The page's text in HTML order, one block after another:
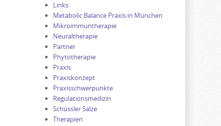
Links
Metabolic Balance Praxis in München
Mikroimmuntherapie
Neuraltherapie
Partner
Phytotherapie
Praxis
Praxiskonzept
Praxisschwerpunkte
Regulationsmedizin
Schüssler Salze
Therapien